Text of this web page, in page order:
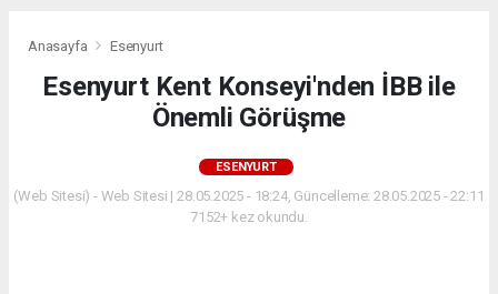
Anasayfa Esenyurt
Esenyurt Kent Konseyi'nden İBB ile
Önemli Görüşme
ESENYURT
(Web Sitesi) - Web Sitesi | 28.05.2025 - 18:24, Güncelleme: 28.05.2025 - 22:11
7152+ kez okundu.